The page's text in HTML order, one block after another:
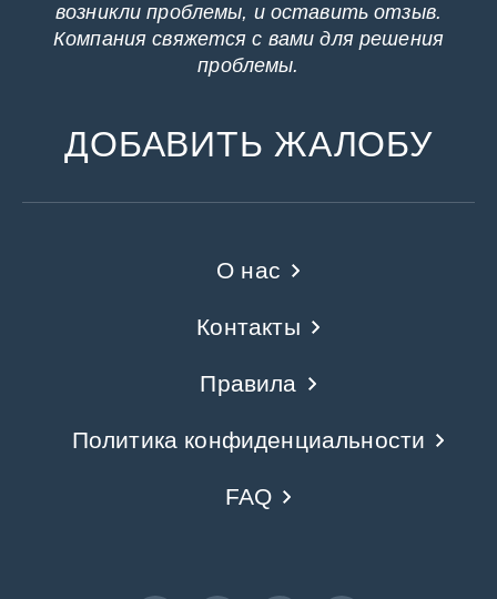
возникли проблемы, и оставить отзыв.
Компания свяжется с вами для решения
проблемы.
ДОБАВИТЬ ЖАЛОБУ
О нас
Контакты
Правила
Политика конфиденциальности
FAQ